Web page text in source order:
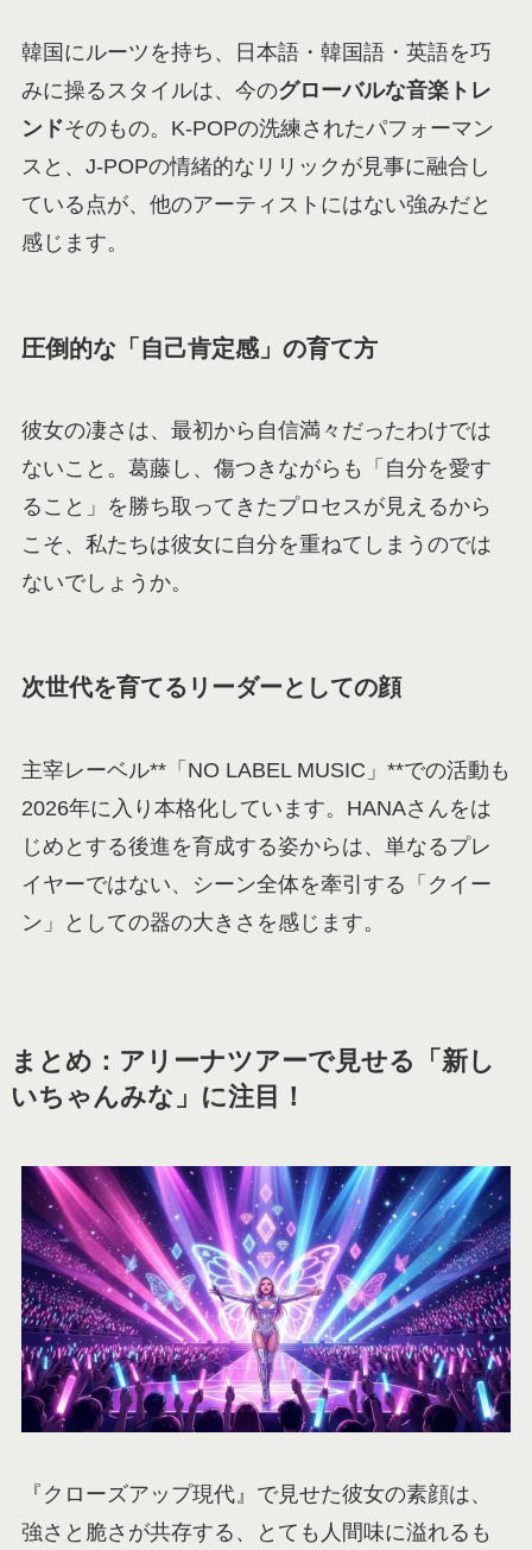
韓国にルーツを持ち、日本語・韓国語・英語を巧
みに操るスタイルは、今のグローバルな音楽トレ
ンドそのもの。K-POPの洗練されたパフォーマン
スと、J-POPの情緒的なリリックが見事に融合し
ている点が、他のアーティストにはない強みだと
感じます。
圧倒的な「自己肯定感」の育て方
彼女の凄さは、最初から自信満々だったわけでは
ないこと。葛藤し、傷つきながらも「自分を愛す
ること」を勝ち取ってきたプロセスが見えるから
こそ、私たちは彼女に自分を重ねてしまうのでは
ないでしょうか。
次世代を育てるリーダーとしての顔
主宰レーベル**「NO LABEL MUSIC」**での活動も
2026年に入り本格化しています。HANAさんをは
じめとする後進を育成する姿からは、単なるプレ
イヤーではない、シーン全体を牽引する「クイー
ン」としての器の大きさを感じます。
まとめ：アリーナツアーで見せる「新し
いちゃんみな」に注目！
『クローズアップ現代』で見せた彼女の素顔は、
強さと脆さが共存する、とても人間味に溢れるも